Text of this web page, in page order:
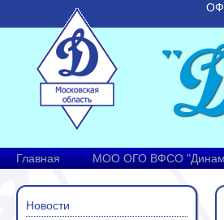
Главная МОО ОГО ВФСО
Новости